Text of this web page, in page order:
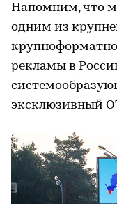
Напомним, что
одним из
рекламы в
эксклюзивный